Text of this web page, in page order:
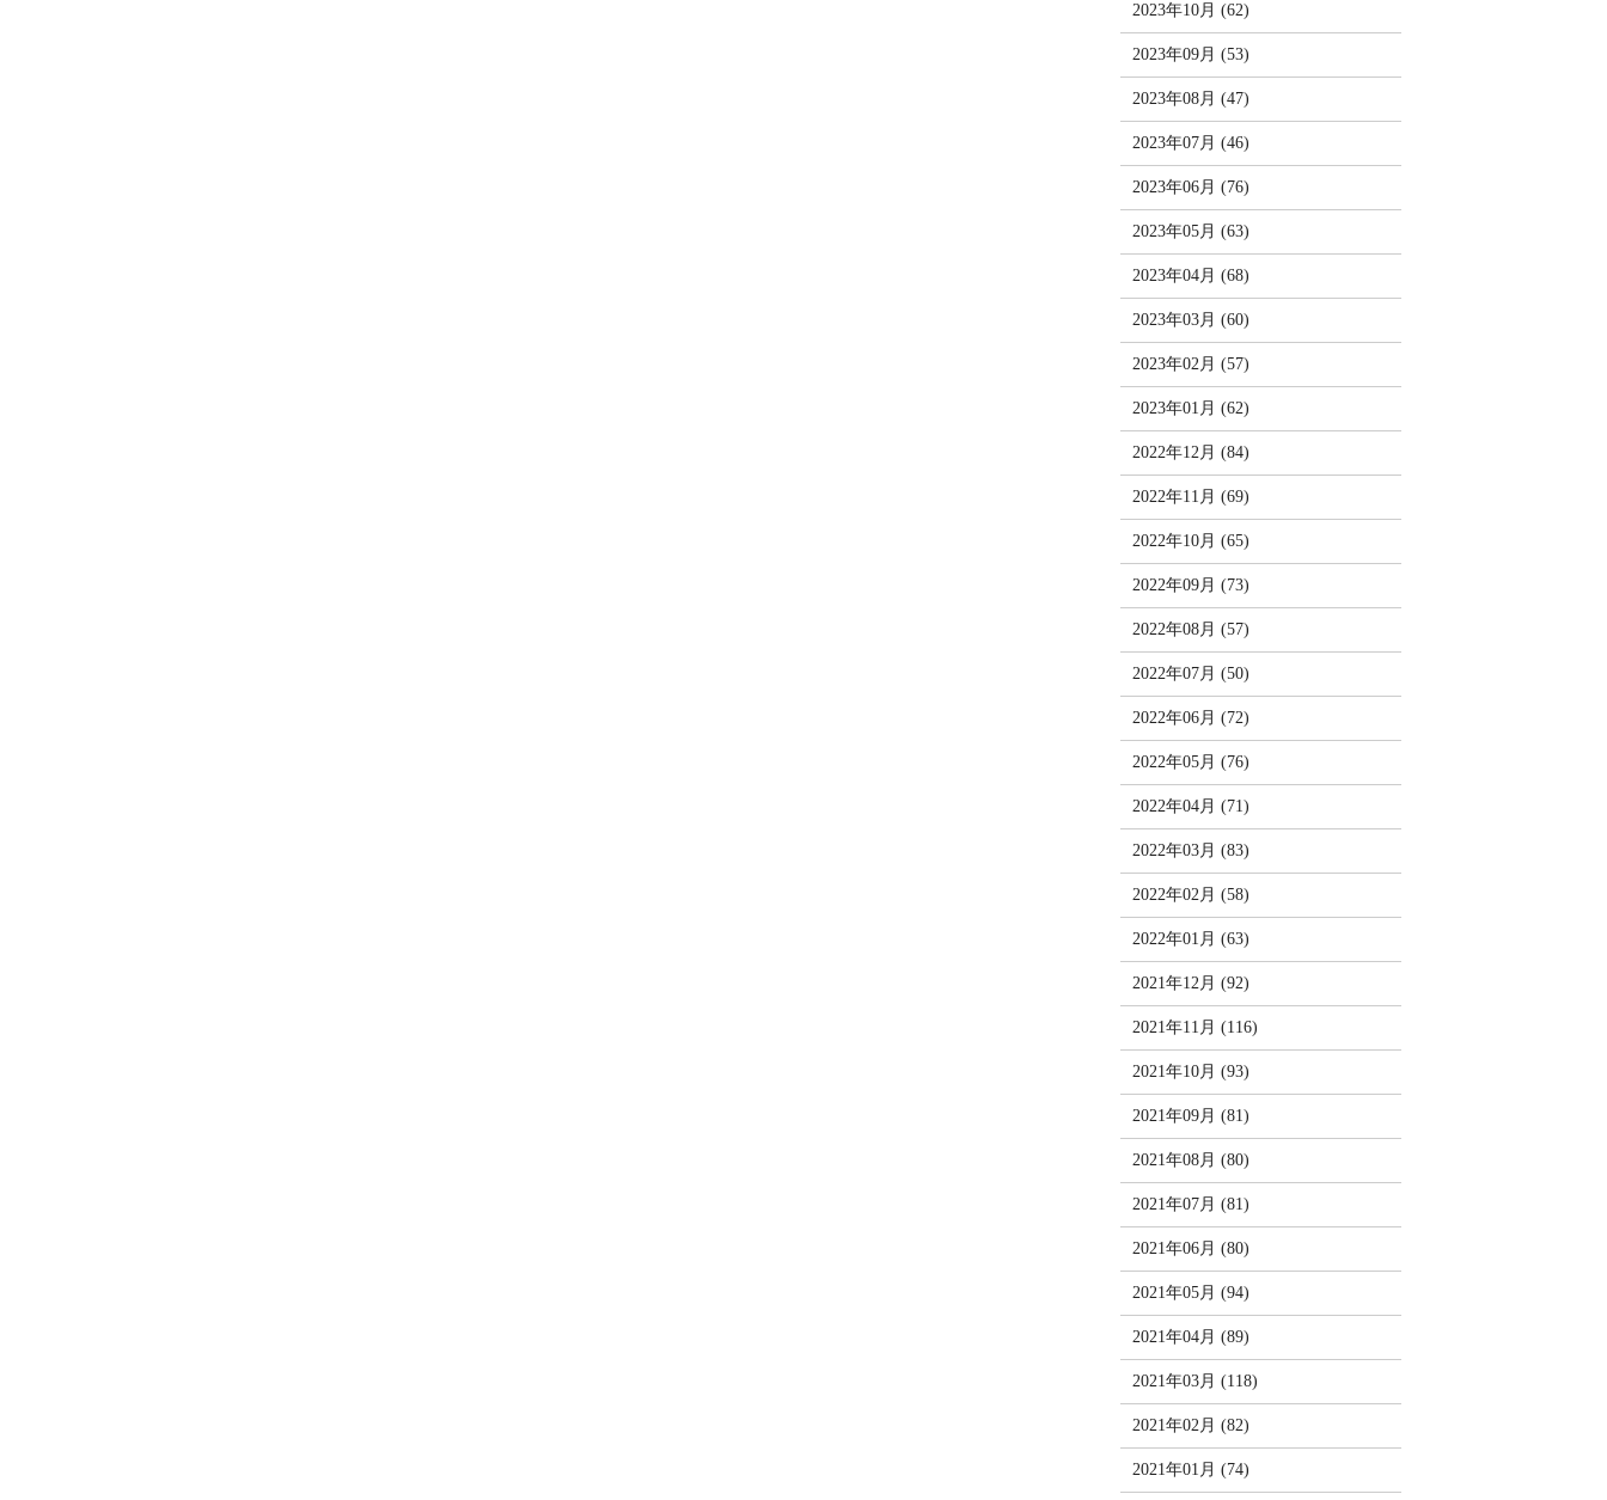
2023年10月 (62)
2023年09月 (53)
2023年08月 (47)
2023年07月 (46)
2023年06月 (76)
2023年05月 (63)
2023年04月 (68)
2023年03月 (60)
2023年02月 (57)
2023年01月 (62)
2022年12月 (84)
2022年11月 (69)
2022年10月 (65)
2022年09月 (73)
2022年08月 (57)
2022年07月 (50)
2022年06月 (72)
2022年05月 (76)
2022年04月 (71)
2022年03月 (83)
2022年02月 (58)
2022年01月 (63)
2021年12月 (92)
2021年11月 (116)
2021年10月 (93)
2021年09月 (81)
2021年08月 (80)
2021年07月 (81)
2021年06月 (80)
2021年05月 (94)
2021年04月 (89)
2021年03月 (118)
2021年02月 (82)
2021年01月 (74)